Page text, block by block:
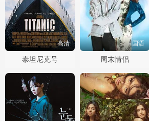
高清
泰坦尼克号
国语
周末情侣